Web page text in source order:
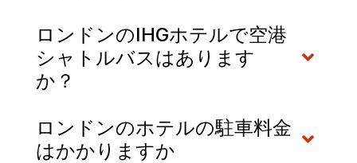
ロンドンのIHGホテルで空港
シャトルバスはあります
か？
ロンドンのホテルの駐車料金
はかかりますか